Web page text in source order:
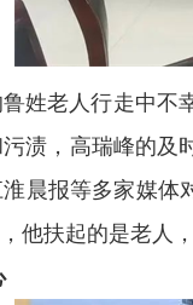
姓老人行走中
渍，高瑞峰的
晨报等多家媒
他扶起的是老人